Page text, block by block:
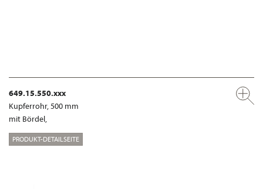
649.15.550.xxx
Kupferrohr, 500 mm
mit Bördel,
PRODUKT-DETAILSEITE